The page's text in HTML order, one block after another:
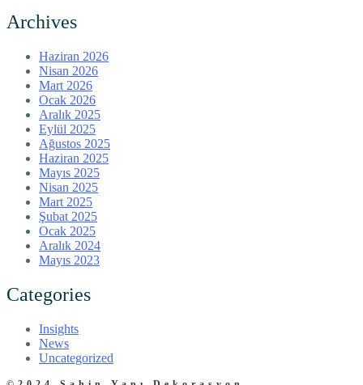
Archives
Haziran 2026
Nisan 2026
Mart 2026
Ocak 2026
Aralık 2025
Eylül 2025
Ağustos 2025
Haziran 2025
Mayıs 2025
Nisan 2025
Mart 2025
Şubat 2025
Ocak 2025
Aralık 2024
Mayıs 2023
Categories
Insights
News
Uncategorized